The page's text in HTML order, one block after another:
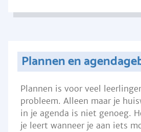
Plannen en
Plannen is voor veel
probleem. Alleen maar je
in je agenda is niet genoeg.
je leert wanneer je aan iets